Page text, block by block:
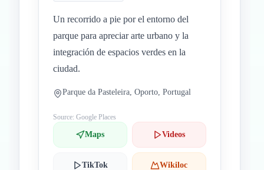
Un recorrido a pie por el entorno del
parque para apreciar arte urbano y la
integración de espacios verdes en la
ciudad.
Parque da Pasteleira, Oporto, Portugal
Source: Google Places
Maps Videos
TikTok Wikiloc